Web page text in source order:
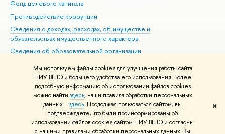
Мы используем файлы cookies для улучшения работы сайта
НИУ ВШЭ и большего удобства его использования. Более
подробную информацию об использовании файлов cookies
можно найти здесь, наши правила обработки персональных
данных –здесь. Продолжая пользоваться сайтом, вы
подтверждаете, что были проинформированы об
использовании файлов cookies сайтом НИУ ВШЭ и согласны
с нашими правилами обработки персональных данных. Вы
✖
Фонд целевого капитала
Противодействие коррупции
Сведения о доходах, расходах, об имуществе и
обязательствах имущественного характера
Сведения об образовательной организации
Людям с ограниченными возможностями здоровья
Единая платежная страница
Работа в Вышке
© НИУ ВШЭ 1993–2026 Адреса и контакты Условия использования
материалов Политика конфиденциальности Карта сайта